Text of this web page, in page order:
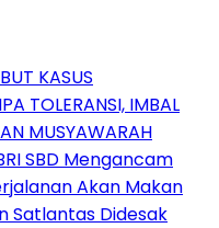
KASUS
TOLERANSI, IMBAL
MUSYAWARAH
SBD Mengancam
Akan Makan
Satlantas Didesak